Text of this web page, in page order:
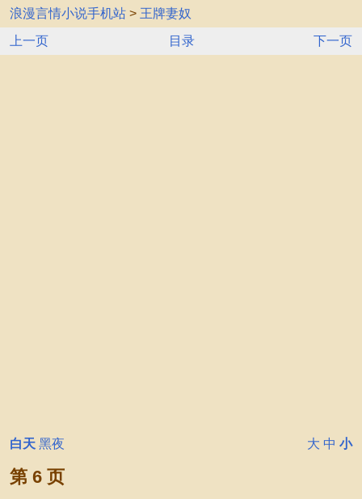
浪漫言情小说手机站 > 王牌妻奴
上一页
目录 下一页
白天 黑夜 大 中 小
第 6 页